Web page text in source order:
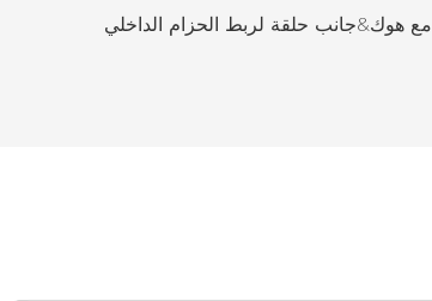
مع هوك&جانب حلقة لربط الحزام الداخلي